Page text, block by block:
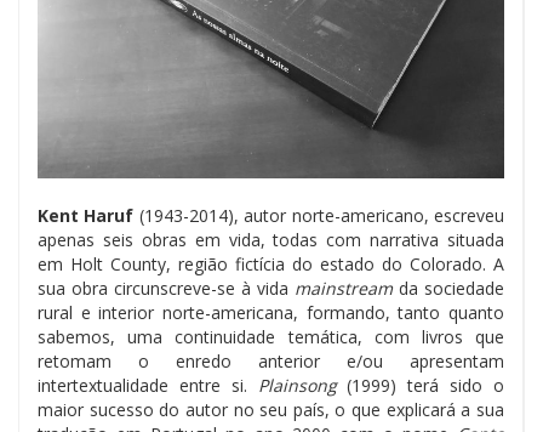
Kent Haruf (1943-2014), autor norte-americano, escreveu
apenas seis obras em vida, todas com narrativa situada
em Holt County, região fictícia do estado do Colorado. A
sua obra circunscreve-se à vida mainstreamda sociedade
rural e interior norte-americana, formando, tanto quanto
sabemos, uma continuidade temática, com livros que
retomam o enredo anterior e/ou apresentam
intertextualidade entre si. Plainsong(1999) terá sido o
maior sucesso do autor no seu país, o que explicará a sua